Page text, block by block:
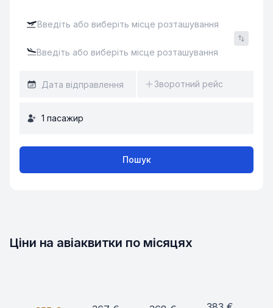
Зворотний рейс
1 пасажир
Пошук
Ціни на авіаквитки по місяцях